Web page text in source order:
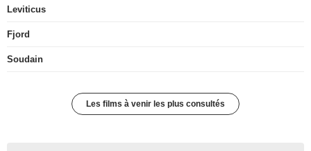
Leviticus
Fjord
Soudain
Les films à venir les plus consultés